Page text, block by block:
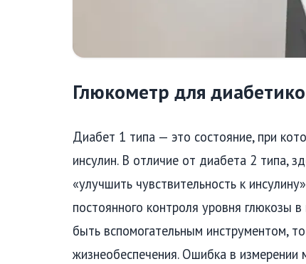
Глюкометр для
Диабет 1 типа — это состояние, при
инсулин. В отличие от диабета 2 типа,
«улучшить чувствительность к
постоянного контроля уровня глюкозы
быть вспомогательным инструментом,
жизнеобеспечения. Ошибка в